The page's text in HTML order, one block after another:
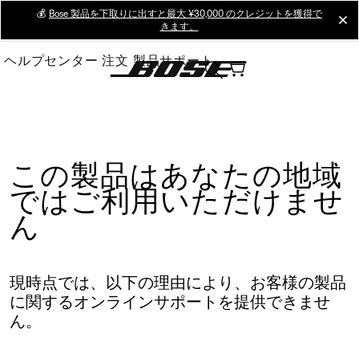
Main
💰 Bose 製品を下取りに出すと最大 ¥30,000 のクレジットを獲得で
きます。
ヘルプセンター 注文 製品サポート
この製品はあなたの地域
ではご利用いただけませ
ん
現時点では、以下の理由により、お客様の製品
に関するオンラインサポートを提供できませ
ん。